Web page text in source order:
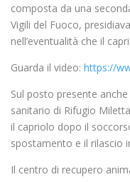
composta da una
Vigili del Fuoco,
nell’eventualità che il
Guarda il video: https://
Sul posto presente
sanitario di Rifugio
il capriolo dopo il
spostamento e il rilascio
Il centro di recupero